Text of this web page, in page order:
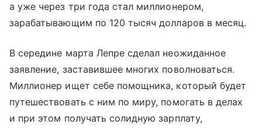
а уже через три года стал миллионером,
зарабатывающим по 120 тысяч долларов в месяц.
В середине марта Лепре сделал неожиданное
заявление, заставившее многих поволноваться.
Миллионер ищет себе помощника, который будет
путешествовать с ним по миру, помогать в делах
и при этом получать солидную зарплату,